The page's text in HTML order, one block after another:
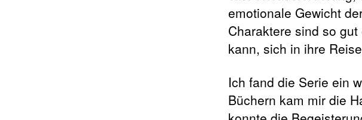
emotionale Gewicht
Charaktere sind so
kann, sich in ihre
Ich fand die Serie ein
Büchern kam mir die